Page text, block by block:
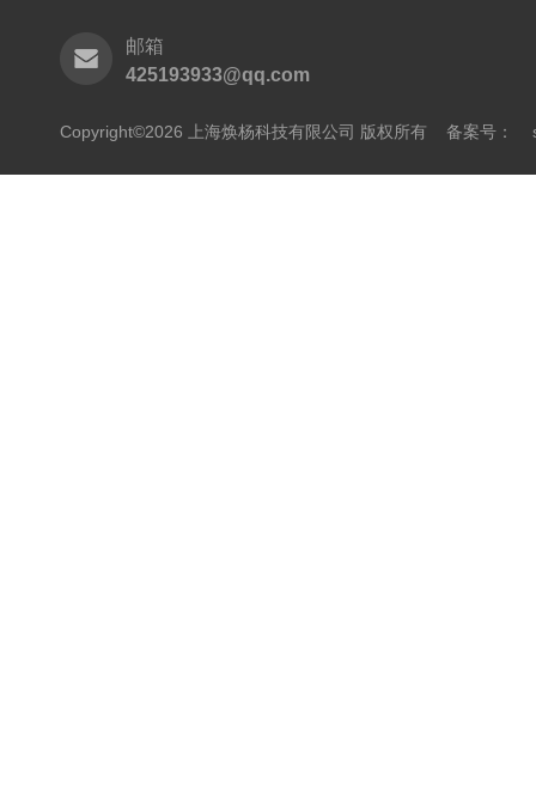
邮箱
425193933@qq.com
Copyright©2026 上海焕杨科技有限公司 版权所有 备案号：